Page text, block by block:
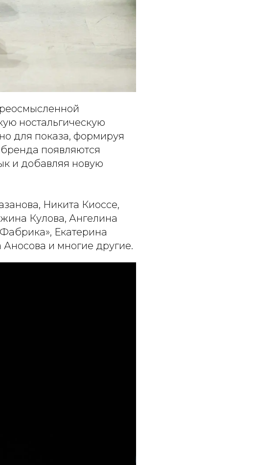
ностальгическую
для показа, формируя
появляются
и добавляя новую
Никита Киоссе,
Кулова, Ангелина
Екатерина
и многие другие.